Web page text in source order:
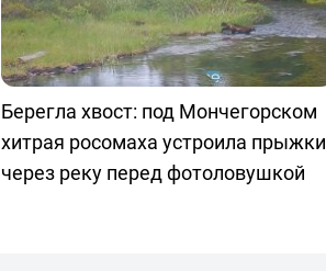
Берегла хвост: под Мончегорском
хитрая росомаха устроила прыжки
через реку перед фотоловушкой